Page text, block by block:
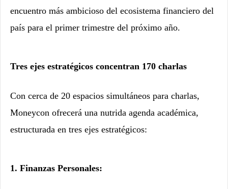
encuentro más ambicioso del ecosistema financiero del
país para el primer trimestre del próximo año.
Tres ejes estratégicos concentran 170 charlas
Con cerca de 20 espacios simultáneos para charlas,
Moneycon ofrecerá una nutrida agenda académica,
estructurada en tres ejes estratégicos:
1. Finanzas Personales: